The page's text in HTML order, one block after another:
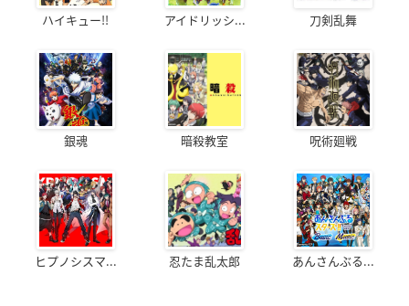
ハイキュー!! アイドリッシ... 刀剣乱舞
銀魂 暗殺教室 呪術廻戦
ヒプノシスマ... 忍たま乱太郎 あんさんぶる...